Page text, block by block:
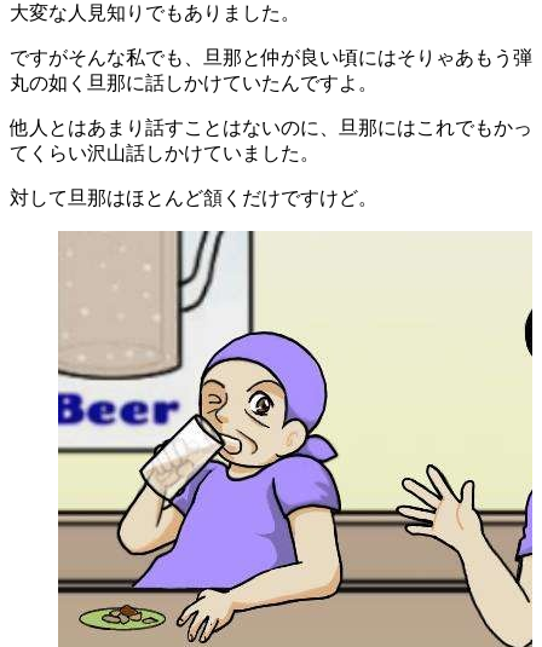
大変な人見知りでもありました。
ですがそんな私でも、旦那と仲が良い頃にはそりゃあもう弾
丸の如く旦那に話しかけていたんですよ。
他人とはあまり話すことはないのに、旦那にはこれでもかっ
てくらい沢山話しかけていました。
対して旦那はほとんど頷くだけですけど。